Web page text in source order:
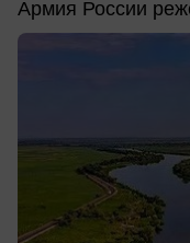
Армия России